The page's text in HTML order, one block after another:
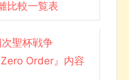
比較一覧表
聖杯戦争
Order』内容